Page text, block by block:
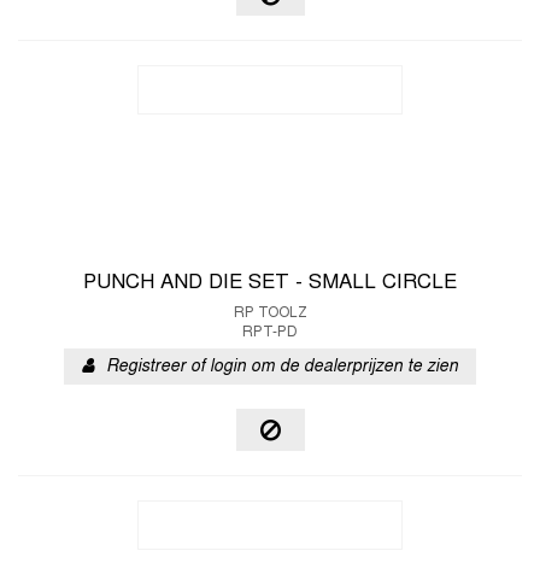
PUNCH AND DIE SET - SMALL CIRCLE
RP TOOLZ
RPT-PD
Registreer of login om de dealerprijzen te zien